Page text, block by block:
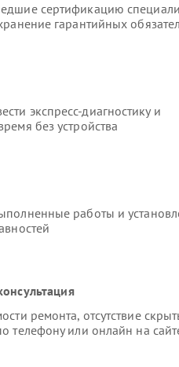
сертификацию
гарантийных
экспресс-диагностику и
без устройства
работы и
ремонта, отсутствие
телефону или онлайн на